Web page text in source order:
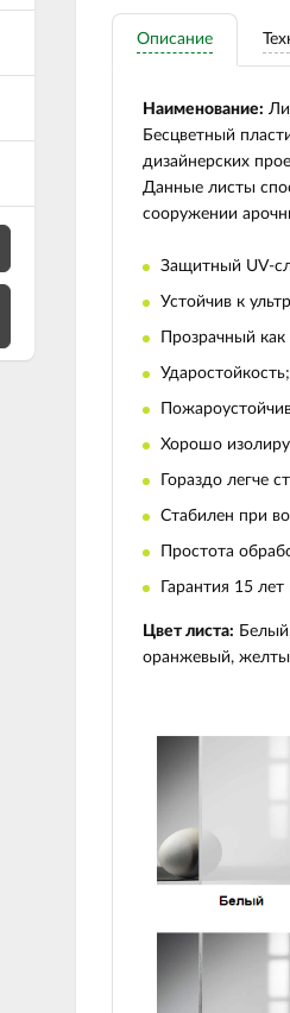
Описание
Наименование:
Бесцветный
дизайнерских
Данные листы
сооружении
Защитный UV-
Устойчив к
Прозрачный как
Ударостойкость;
Хорошо
Гораздо легче
Стабилен при
Простота
Гарантия 15
Цвет листа:
оранжевый,